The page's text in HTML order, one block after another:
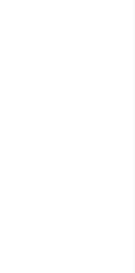
lựa chọn trên thị
ý nghĩa và các bước đặt
nhất.
Tứ quý 2 như ý!